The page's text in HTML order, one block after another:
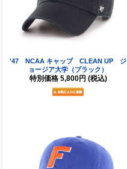
'47 NCAA キャップ CLEAN UP ジ
ョージア大学（ブラック）
特別価格 5,800円 (税込)